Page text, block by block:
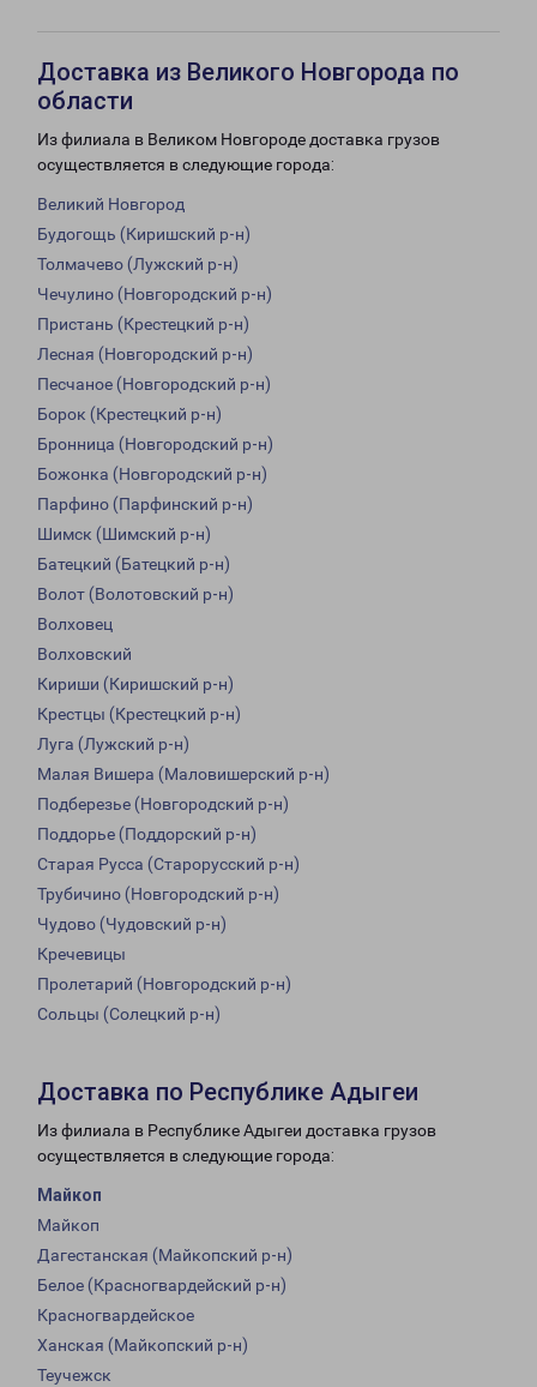
Доставка из Великого Новгорода по
области
Из филиала в Великом Новгороде доставка грузов
осуществляется в следующие города:
Великий Новгород
Будогощь (Киришский р-н)
Толмачево (Лужский р-н)
Чечулино (Новгородский р-н)
Пристань (Крестецкий р-н)
Лесная (Новгородский р-н)
Песчаное (Новгородский р-н)
Борок (Крестецкий р-н)
Бронница (Новгородский р-н)
Божонка (Новгородский р-н)
Парфино (Парфинский р-н)
Шимск (Шимский р-н)
Батецкий (Батецкий р-н)
Волот (Волотовский р-н)
Волховец
Волховский
Кириши (Киришский р-н)
Крестцы (Крестецкий р-н)
Луга (Лужский р-н)
Малая Вишера (Маловишерский р-н)
Подберезье (Новгородский р-н)
Поддорье (Поддорский р-н)
Старая Русса (Старорусский р-н)
Трубичино (Новгородский р-н)
Чудово (Чудовский р-н)
Кречевицы
Пролетарий (Новгородский р-н)
Сольцы (Солецкий р-н)
Доставка по Республике Адыгеи
Из филиала в Республике Адыгеи доставка грузов
осуществляется в следующие города:
Майкоп
Майкоп
Дагестанская (Майкопский р-н)
Белое (Красногвардейский р-н)
Красногвардейское
Ханская (Майкопский р-н)
Теучежск